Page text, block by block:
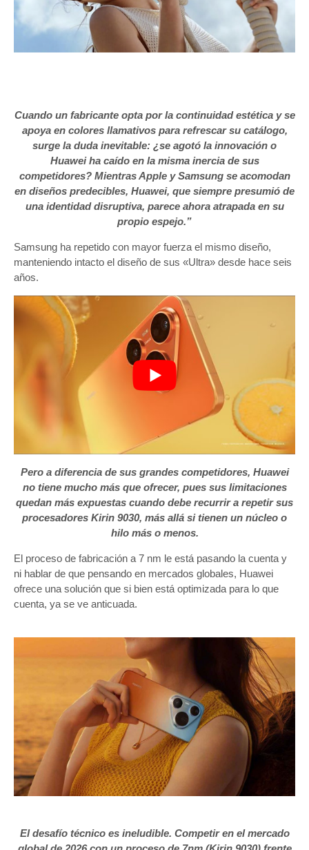
Cuando un fabricante opta por la continuidad estética y se
apoya en colores llamativos para refrescar su catálogo,
surge la duda inevitable: ¿se agotó la innovación o
Huawei ha caído en la misma inercia de sus
competidores? Mientras Apple y Samsung se acomodan
en diseños predecibles, Huawei, que siempre presumió de
una identidad disruptiva, parece ahora atrapada en su
propio espejo.”
Samsung ha repetido con mayor fuerza el mismo diseño,
manteniendo intacto el diseño de sus «Ultra» desde hace seis
años.
Pero a diferencia de sus grandes competidores, Huawei
no tiene mucho más que ofrecer, pues sus limitaciones
quedan más expuestas cuando debe recurrir a repetir sus
procesadores Kirin 9030, más allá si tienen un núcleo o
hilo más o menos.
El proceso de fabricación a 7 nm le está pasando la cuenta y
ni hablar de que pensando en mercados globales, Huawei
ofrece una solución que si bien está optimizada para lo que
cuenta, ya se ve anticuada.
El desafío técnico es ineludible. Competir en el mercado